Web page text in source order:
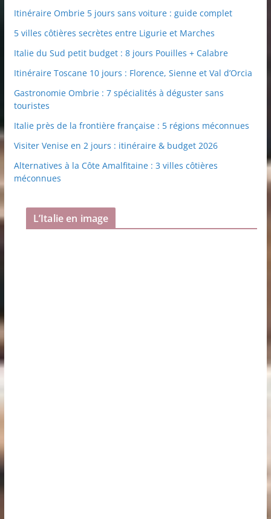
Itinéraire Ombrie 5 jours sans voiture : guide complet
5 villes côtières secrètes entre Ligurie et Marches
Italie du Sud petit budget : 8 jours Pouilles + Calabre
Itinéraire Toscane 10 jours : Florence, Sienne et Val d’Orcia
Gastronomie Ombrie : 7 spécialités à déguster sans
touristes
Italie près de la frontière française : 5 régions méconnues
Visiter Venise en 2 jours : itinéraire & budget 2026
Alternatives à la Côte Amalfitaine : 3 villes côtières
méconnues
L’Italie en image